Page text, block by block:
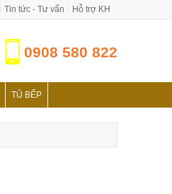
Tin tức - Tư vấn Hỗ trợ KH
0908 580 822
TỦ BẾP